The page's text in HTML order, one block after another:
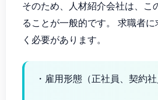
そのため、人材紹介会社は、こ
ることが一般的です。 求職者
く必要があります。
・雇用形態（正社員、契約社